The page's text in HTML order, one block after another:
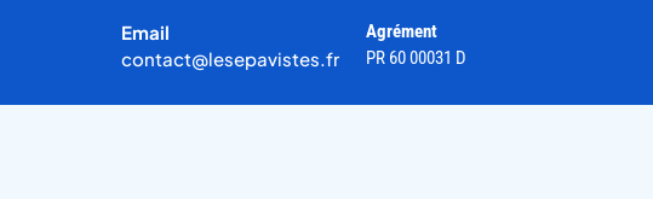
Email
contact@lesepavistes.fr
Agrément
PR 60 00031 D